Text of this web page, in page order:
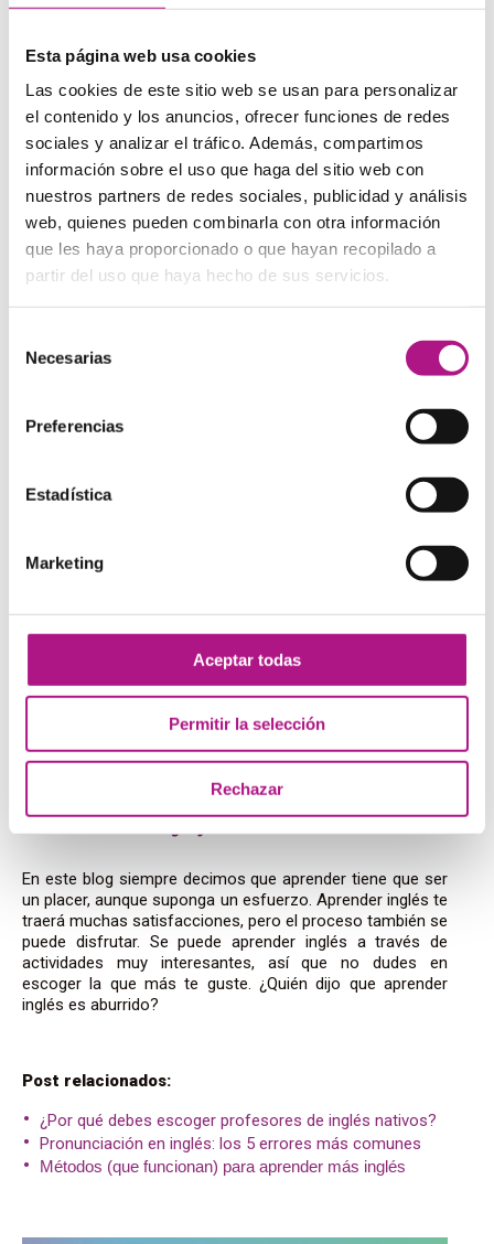
Esta página web usa cookies
Las cookies de este sitio web se usan para personalizar
el contenido y los anuncios, ofrecer funciones de redes
sociales y analizar el tráfico. Además, compartimos
información sobre el uso que haga del sitio web con
nuestros partners de redes sociales, publicidad y análisis
web, quienes pueden combinarla con otra información
que les haya proporcionado o que hayan recopilado a
partir del uso que haya hecho de sus servicios.
Necesarias
Preferencias
Estadística
Marketing
Aceptar todas
Permitir la selección
Rechazar
momento perfecto de estudiar es antes de empezar tu
curso intensivo. De esta manera llegarás más al día y te
costará menos ponerte las pilas. Si no te acuerdas de las
cosas básicas, te costará doble trabajo aprender lo nuevo,
pero si repasas antes le sacarás más partido.
Pregunta mucho – Ask a lot
verguenza, tu profe está ahí para echarte una mano. Al
tratarse de un curso intensivo los temas se tocarán solo
una vez, así que no tendrás muchas oportunidades de que
te vuelvan a explicar lo mismo.
Sumérgete de lleno –
Immerse
la prensa en inglés cada día, búscate un intercambio para
que te den…La mejor manera de aprovechar un curso de
inglés es tomártelo muy en serio.¿qué tal si aprovechas
para ver esa serie que tanto te gusta en inglés?
Disfruta –Enjoy
En este blog siempre decimos que aprender tiene que ser
un placer, aunque suponga un esfuerzo. Aprender inglés te
traerá muchas satisfacciones, pero el proceso también se
puede disfrutar. Se puede aprender inglés a través de
actividades muy interesantes, así que no dudes en
escoger la que más te guste. ¿Quién dijo que aprender
inglés es aburrido?
Post relacionados:
¿Por qué debes escoger profesores de inglés nativos?
Pronunciación en inglés: los 5 errores más comunes
Métodos (que funcionan) para aprender más inglés